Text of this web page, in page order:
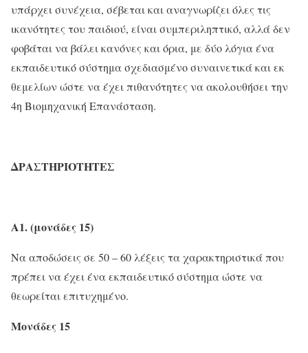
υπάρχει συνέχεια, σέβεται και αναγνωρίζει όλες τις
ικανότητες του παιδιού, είναι συμπεριληπτικό, αλλά δεν
φοβάται να βάλει κανόνες και όρια, με δύο λόγια ένα
εκπαιδευτικό σύστημα σχεδιασμένο συναινετικά και εκ
θεμελίων ώστε να έχει πιθανότητες να ακολουθήσει την
4η Βιομηχανική Επανάσταση.
ΔΡΑΣΤΗΡΙΟΤΗΤΕΣ
Α1. (μονάδες 15)
Να αποδώσεις σε 50 – 60 λέξεις τα χαρακτηριστικά που
πρέπει να έχει ένα εκπαιδευτικό σύστημα ώστε να
θεωρείται επιτυχημένο.
Μονάδες 15